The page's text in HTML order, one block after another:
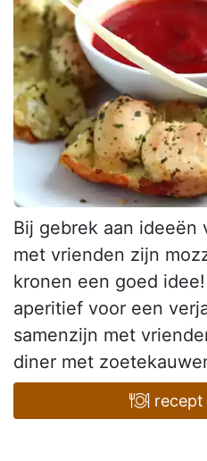
Bij gebrek aan ideeën
met vrienden zijn
kronen een goed
aperitief voor een
samenzijn met
diner met
recept